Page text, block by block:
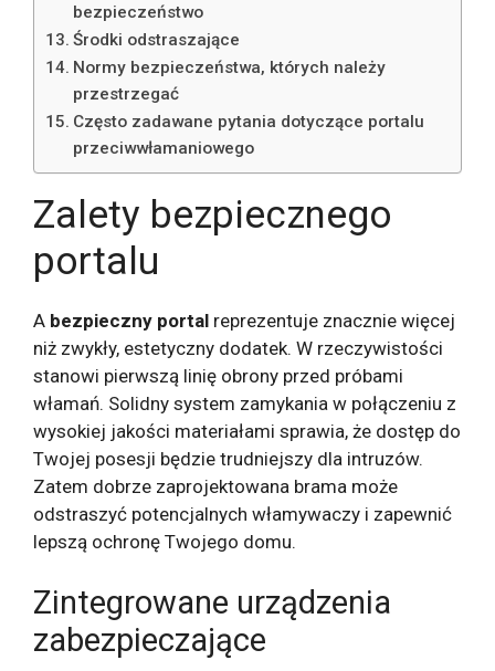
bezpieczeństwo
Środki odstraszające
Normy bezpieczeństwa, których należy
przestrzegać
Często zadawane pytania dotyczące portalu
przeciwwłamaniowego
Zalety bezpiecznego
portalu
A bezpieczny portal reprezentuje znacznie więcej
niż zwykły, estetyczny dodatek. W rzeczywistości
stanowi pierwszą linię obrony przed próbami
włamań. Solidny system zamykania w połączeniu z
wysokiej jakości materiałami sprawia, że ​​dostęp do
Twojej posesji będzie trudniejszy dla intruzów.
Zatem dobrze zaprojektowana brama może
odstraszyć potencjalnych włamywaczy i zapewnić
lepszą ochronę Twojego domu.
Zintegrowane urządzenia
zabezpieczające